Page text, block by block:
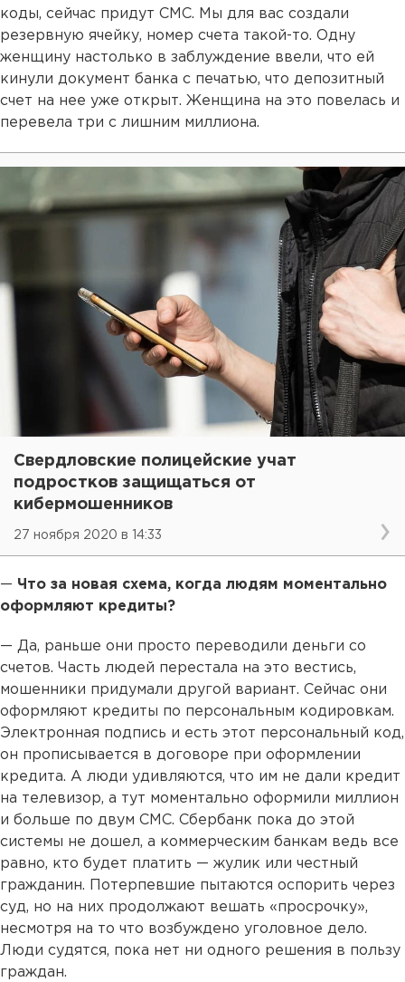
коды, сейчас придут СМС. Мы для вас создали
резервную ячейку, номер счета такой-то. Одну
женщину настолько в заблуждение ввели, что ей
кинули документ банка с печатью, что депозитный
счет на нее уже открыт. Женщина на это повелась и
перевела три с лишним миллиона.
Свердловские полицейские учат
подростков защищаться от
кибермошенников
27 ноября 2020 в 14:33
— Что за новая схема, когда людям моментально
оформляют кредиты?
— Да, раньше они просто переводили деньги со
счетов. Часть людей перестала на это вестись,
мошенники придумали другой вариант. Сейчас они
оформляют кредиты по персональным кодировкам.
Электронная подпись и есть этот персональный код,
он прописывается в договоре при оформлении
кредита. А люди удивляются, что им не дали кредит
на телевизор, а тут моментально оформили миллион
и больше по двум СМС. Сбербанк пока до этой
системы не дошел, а коммерческим банкам ведь все
равно, кто будет платить — жулик или честный
гражданин. Потерпевшие пытаются оспорить через
суд, но на них продолжают вешать «просрочку»,
несмотря на то что возбуждено уголовное дело.
Люди судятся, пока нет ни одного решения в пользу
граждан.